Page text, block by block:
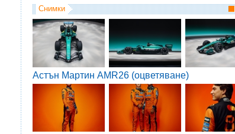
Снимки
Астън Мартин AMR26 (оцветяване)